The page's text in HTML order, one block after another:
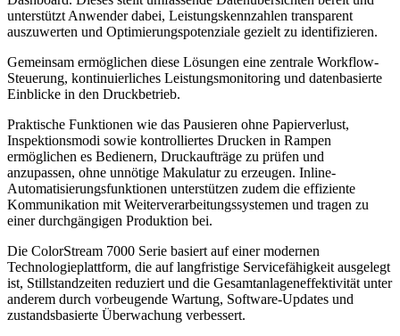
unterstützt Anwender dabei, Leistungskennzahlen transparent
auszuwerten und Optimierungspotenziale gezielt zu identifizieren.
Gemeinsam ermöglichen diese Lösungen eine zentrale Workflow-
Steuerung, kontinuierliches Leistungsmonitoring und datenbasierte
Einblicke in den Druckbetrieb.
Praktische Funktionen wie das Pausieren ohne Papierverlust,
Inspektionsmodi sowie kontrolliertes Drucken in Rampen
ermöglichen es Bedienern, Druckaufträge zu prüfen und
anzupassen, ohne unnötige Makulatur zu erzeugen. Inline-
Automatisierungsfunktionen unterstützen zudem die effiziente
Kommunikation mit Weiterverarbeitungssystemen und tragen zu
einer durchgängigen Produktion bei.
Die ColorStream 7000 Serie basiert auf einer modernen
Technologieplattform, die auf langfristige Servicefähigkeit ausgelegt
ist, Stillstandzeiten reduziert und die Gesamtanlageneffektivität unter
anderem durch vorbeugende Wartung, Software-Updates und
zustandsbasierte Überwachung verbessert.